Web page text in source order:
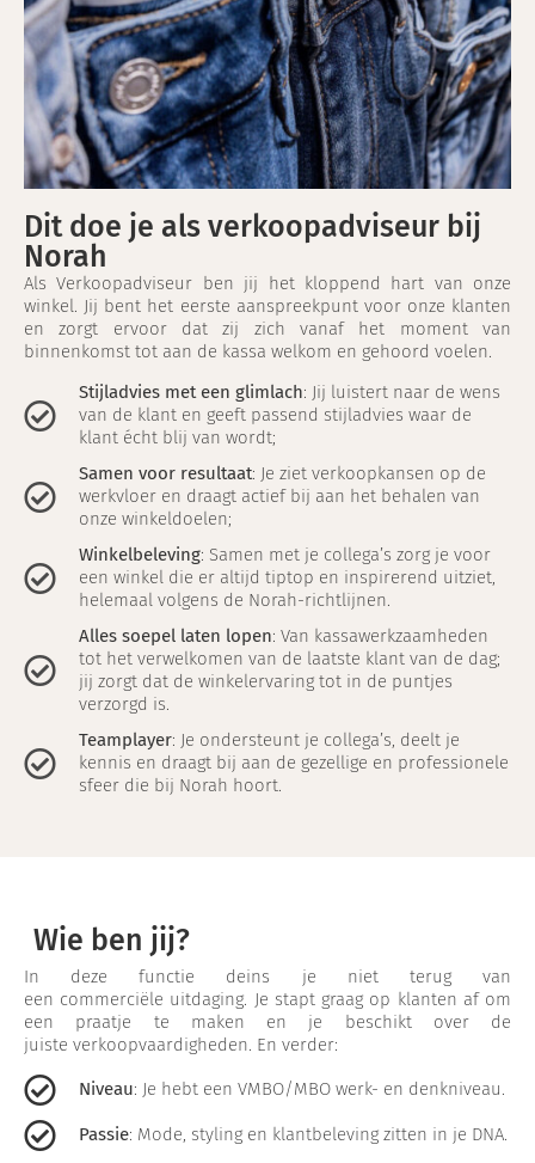
Dit doe je als verkoopadviseur bij
Norah
Als Verkoopadviseur ben jij het kloppend hart van onze
winkel. Jij bent het eerste aanspreekpunt voor onze klanten
en zorgt ervoor dat zij zich vanaf het moment van
binnenkomst tot aan de kassa welkom en gehoord voelen.
Stijladvies met een glimlach: Jij luistert naar de wens
van de klant en geeft passend stijladvies waar de
klant écht blij van wordt;
Samen voor resultaat: Je ziet verkoopkansen op de
werkvloer en draagt actief bij aan het behalen van
onze winkeldoelen;
Winkelbeleving: Samen met je collega’s zorg je voor
een winkel die er altijd tiptop en inspirerend uitziet,
helemaal volgens de Norah-richtlijnen.
Alles soepel laten lopen: Van kassawerkzaamheden
tot het verwelkomen van de laatste klant van de dag;
jij zorgt dat de winkelervaring tot in de puntjes
verzorgd is.
Teamplayer: Je ondersteunt je collega’s, deelt je
kennis en draagt bij aan de gezellige en professionele
sfeer die bij Norah hoort.
Wie ben jij?
In deze functie deins je niet terug van
een commerciële uitdaging. Je stapt graag op klanten af om
een praatje te maken en je beschikt over de
juiste verkoopvaardigheden. En verder:
Niveau: Je hebt een VMBO/MBO werk- en denkniveau.
Passie: Mode, styling en klantbeleving zitten in je DNA.